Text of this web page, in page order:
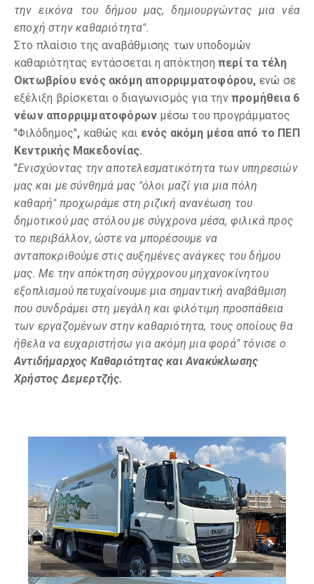
την εικόνα του δήμου μας, δημιουργώντας μια νέα
εποχή στην καθαριότητα".
Στο πλαίσιο της αναβάθμισης των υποδομών
καθαριότητας εντάσσεται η απόκτηση περί τα τέλη
Οκτωβρίου ενός ακόμη απορριμματοφόρου, ενώ σε
εξέλιξη βρίσκεται ο διαγωνισμός για την προμήθεια 6
νέων απορριμματοφόρων μέσω του προγράμματος
"Φιλόδημος", καθώς και ενός ακόμη μέσα από το ΠΕΠ
Κεντρικής Μακεδονίας.
"Ενισχύοντας την αποτελεσματικότητα των υπηρεσιών
μας και με σύνθημά μας "όλοι μαζί για μια πόλη
καθαρή" προχωράμε στη ριζική ανανέωση του
δημοτικού μας στόλου με σύγχρονα μέσα, φιλικά προς
το περιβάλλον, ώστε να μπορέσουμε να
ανταποκριθούμε στις αυξημένες ανάγκες του δήμου
μας. Με την απόκτηση σύγχρονου μηχανοκίνητου
εξοπλισμού πετυχαίνουμε μια σημαντική αναβάθμιση
που συνδράμει στη μεγάλη και φιλότιμη προσπάθεια
των εργαζομένων στην καθαριότητα, τους οποίους θα
ήθελα να ευχαριστήσω για ακόμη μια φορά" τόνισε ο
Αντιδήμαρχος Καθαριότητας και Ανακύκλωσης
Χρήστος Δεμερτζής.